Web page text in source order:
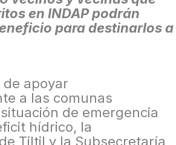
en INDAP podrán
para destinarlos a
de apoyar
a las comunas
de emergencia
hídrico, la
Tiltil y la Subsecretaría